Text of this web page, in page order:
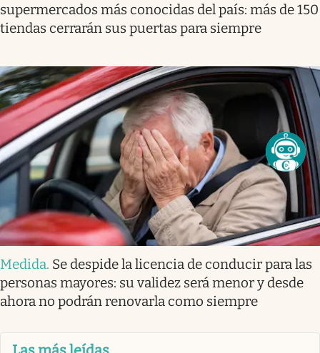
supermercados más conocidas del país: más de 150
tiendas cerrarán sus puertas para siempre
Medida. Se despide la licencia de conducir para las
personas mayores: su validez será menor y desde
ahora no podrán renovarla como siempre